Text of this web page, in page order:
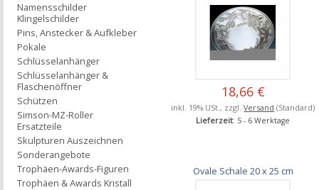
18,66 €
inkl. 19% USt., zzgl.Versand (Standard)
Lieferzeit: 5 - 6 Werktage
Ovale Schale 20 x 25 cm
Namensschilder
Klingelschilder
Pins, Anstecker & Aufkleber
Pokale
Schlüsselanhänger
Schlüsselanhänger &
Flaschenöffner
Schützen
Simson-MZ-Roller
Ersatzteile
Skulpturen Auszeichnen
Sonderangebote
Trophäen-Awards-Figuren
Trophäen & Awards Kristall